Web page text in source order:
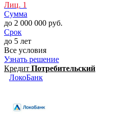
Лиц. 1
Сумма
до 2 000 000 руб.
Срок
до 5 лет
Все условия
Узнать решение
Кредит Потребительский
ЛокоБанк